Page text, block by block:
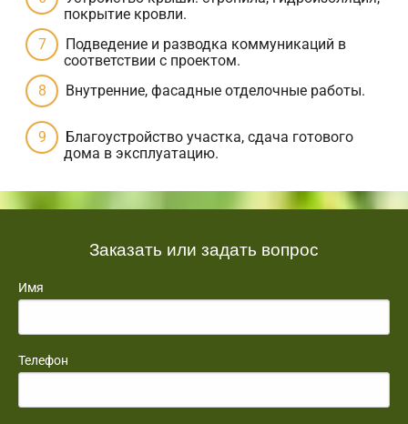
покрытие кровли.
Подведение и разводка коммуникаций в
соответствии с проектом.
Внутренние, фасадные отделочные работы.
Благоустройство участка, сдача готового
дома в эксплуатацию.
Заказать или задать вопрос
Имя
Телефон